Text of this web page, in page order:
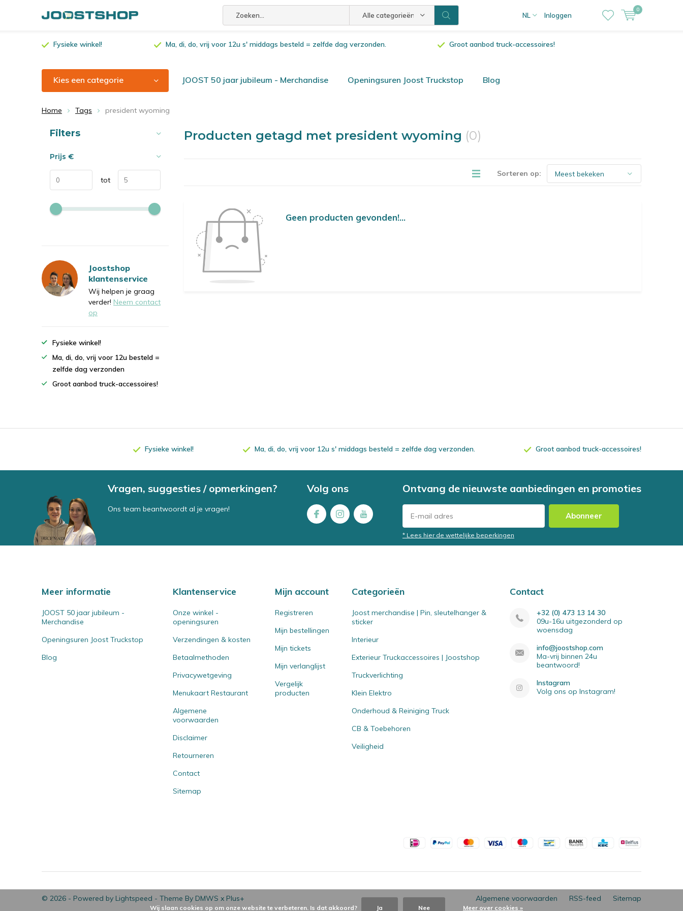
Alle categorieën NL Inloggen
0
Fysieke winkel! Ma, di, do, vrij voor 12u s' middags besteld = zelfde dag verzonden. Groot aanbod truck-accessoires!
Kies een categorie JOOST 50 jaar jubileum - Merchandise Openingsuren Joost Truckstop Blog
Home Tags president wyoming
Producten getagd met president wyoming (0)
Sorteren op:
Geen producten gevonden!...
Sorteren op:
Filters
Prijs €
tot
Joostshop
klantenservice
Wij helpen je graag
verder! Neem contact
op
Fysieke winkel!
Ma, di, do, vrij voor 12u besteld =
zelfde dag verzonden
Groot aanbod truck-accessoires!
Fysieke winkel! Ma, di, do, vrij voor 12u s' middags besteld = zelfde dag verzonden. Groot aanbod truck-accessoires!
Vragen, suggesties / opmerkingen?
Ons team beantwoordt al je vragen!
Volg ons Ontvang de nieuwste aanbiedingen en promoties
Abonneer
* Lees hier de wettelijke beperkingen
Meer informatie
JOOST 50 jaar jubileum -
Merchandise
Openingsuren Joost Truckstop
Blog
Klantenservice
Onze winkel -
openingsuren
Verzendingen & kosten
Betaalmethoden
Privacywetgeving
Menukaart Restaurant
Algemene
voorwaarden
Disclaimer
Retourneren
Contact
Sitemap
Mijn account
Registreren
Mijn bestellingen
Mijn tickets
Mijn verlanglijst
Vergelijk
producten
Categorieën
Joost merchandise | Pin, sleutelhanger &
sticker
Interieur
Exterieur Truckaccessoires | Joostshop
Truckverlichting
Klein Elektro
Onderhoud & Reiniging Truck
CB & Toebehoren
Veiligheid
Contact
+32 (0) 473 13 14 30
09u-16u uitgezonderd op
woensdag
info@joostshop.com
Ma-vrij binnen 24u
beantwoord!
Instagram
Volg ons op Instagram!
© 2026 - Powered by Lightspeed - Theme By DMWS x Plus+ Algemene voorwaarden RSS-feed Sitemap
Wij slaan cookies op om onze website te verbeteren. Is dat akkoord? Ja Nee Meer over cookies »